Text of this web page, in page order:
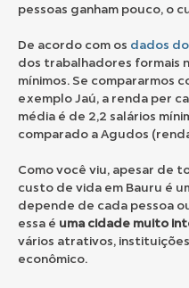
pessoas ganham pouco, o
De acordo com os dados do
dos trabalhadores formais
mínimos. Se compararmos
exemplo Jaú, a renda per
média é de 2,2 salários
comparado a Agudos
Como você viu, apesar de
custo de vida em Bauru é
depende de cada pessoa
essa é uma cidade muito
vários atrativos,
econômico.